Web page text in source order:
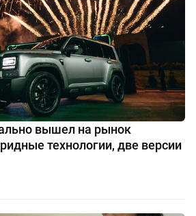
вышел на рынок
технологии, две версии